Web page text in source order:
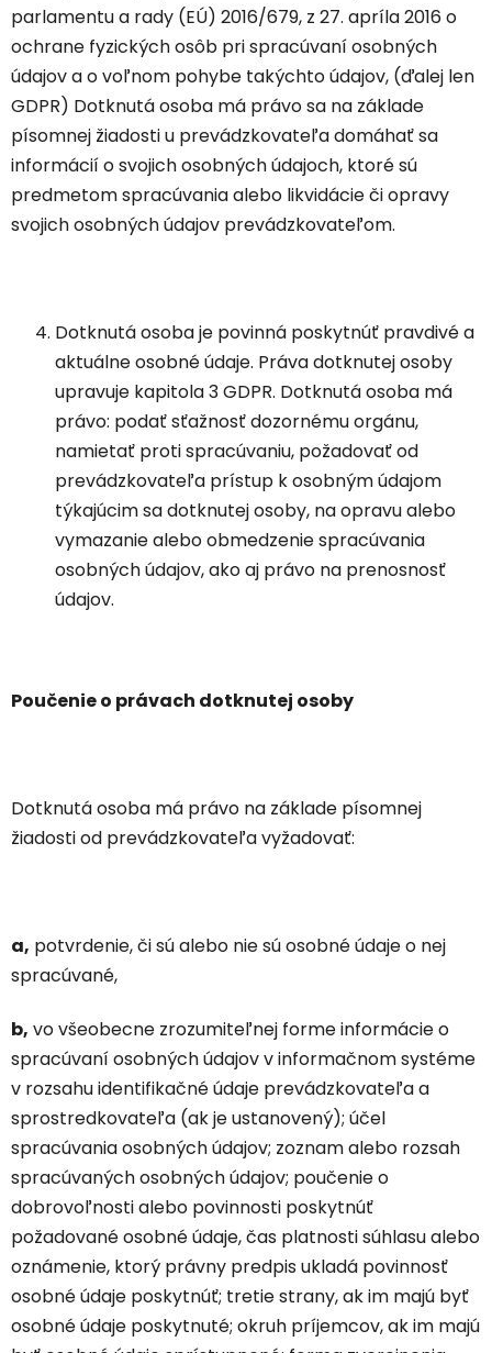
parlamentu a rady (EÚ) 2016/679, z 27. apríla 2016 o
ochrane fyzických osôb pri spracúvaní osobných
údajov a o voľnom pohybe takýchto údajov, (ďalej len
GDPR) Dotknutá osoba má právo sa na základe
písomnej žiadosti u prevádzkovateľa domáhať sa
informácií o svojich osobných údajoch, ktoré sú
predmetom spracúvania alebo likvidácie či opravy
svojich osobných údajov prevádzkovateľom.
Dotknutá osoba je povinná poskytnúť pravdivé a
aktuálne osobné údaje. Práva dotknutej osoby
upravuje kapitola 3 GDPR. Dotknutá osoba má
právo: podať sťažnosť dozornému orgánu,
namietať proti spracúvaniu, požadovať od
prevádzkovateľa prístup k osobným údajom
týkajúcim sa dotknutej osoby, na opravu alebo
vymazanie alebo obmedzenie spracúvania
osobných údajov, ako aj právo na prenosnosť
údajov.
Poučenie o právach dotknutej osoby
Dotknutá osoba má právo na základe písomnej
žiadosti od prevádzkovateľa vyžadovať:
a, potvrdenie, či sú alebo nie sú osobné údaje o nej
spracúvané,
b, vo všeobecne zrozumiteľnej forme informácie o
spracúvaní osobných údajov v informačnom systéme
v rozsahu identifikačné údaje prevádzkovateľa a
sprostredkovateľa (ak je ustanovený); účel
spracúvania osobných údajov; zoznam alebo rozsah
spracúvaných osobných údajov; poučenie o
dobrovoľnosti alebo povinnosti poskytnúť
požadované osobné údaje, čas platnosti súhlasu alebo
oznámenie, ktorý právny predpis ukladá povinnosť
osobné údaje poskytnúť; tretie strany, ak im majú byť
osobné údaje poskytnuté; okruh príjemcov, ak im majú